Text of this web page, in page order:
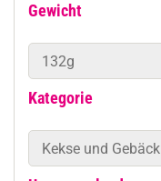
Gewicht
132g
Kategorie
Kekse und Gebäck